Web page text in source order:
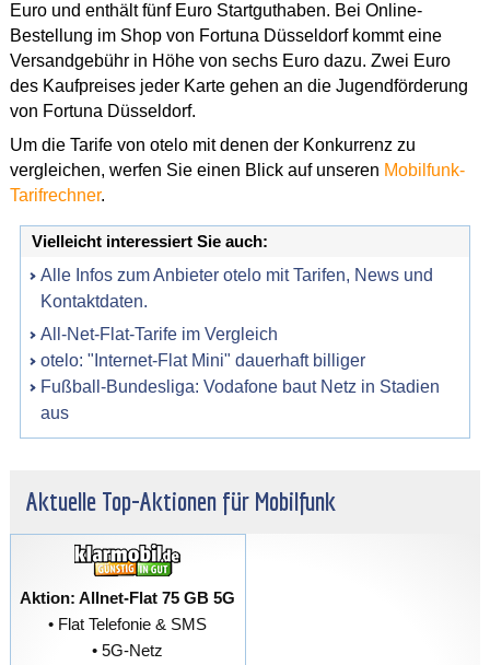
Euro und enthält fünf Euro Startguthaben. Bei Online-
Bestellung im Shop von Fortuna Düsseldorf kommt eine
Versandgebühr in Höhe von sechs Euro dazu. Zwei Euro
des Kaufpreises jeder Karte gehen an die Jugendförderung
von Fortuna Düsseldorf.
Um die Tarife von otelo mit denen der Konkurrenz zu
vergleichen, werfen Sie einen Blick auf unseren Mobilfunk-
Tarifrechner.
Vielleicht interessiert Sie auch:
Alle Infos zum Anbieter otelo mit Tarifen, News und
Kontaktdaten.
All-Net-Flat-Tarife im Vergleich
otelo: "Internet-Flat Mini" dauerhaft billiger
Fußball-Bundesliga: Vodafone baut Netz in Stadien
aus
Aktuelle Top-Aktionen für Mobilfunk
Aktion: Allnet-Flat 75 GB 5G
• Flat Telefonie & SMS
• 5G-Netz